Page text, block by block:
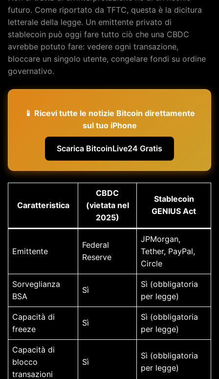
futuro. Come riportato da TFTC, questa è la dicitura
letterale della legge. Un emittente privato di
stablecoin può oggi fare tutto ciò che una CBDC
avrebbe potuto fare: vedere ogni transazione,
bloccare un singolo utente, congelare fondi su ordine
governativo.
📱 Ricevi tutte le notizie Bitcoin direttamente
sul tuo iPhone
Scarica BitcoinLive24 Gratis
Caratteristica
CBDC
(vietata nel
2025)
Stablecoin
GENIUS Act
Emittente
Federal
Reserve
JPMorgan,
Tether, PayPal,
Circle
Sorveglianza
BSA
Sì
Sì (obbligatoria
per legge)
Capacità di
freeze
Sì
Sì (obbligatoria
per legge)
Capacità di
blocco
transazioni
Sì
Sì (obbligatoria
per legge)